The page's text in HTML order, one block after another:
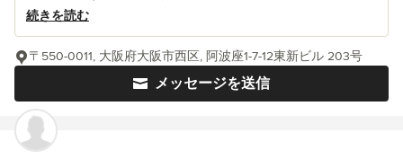
続きを読む
メッセージを送信
〒550-0011, 大阪府大阪市西区, 阿波座1-7-12東新ビル 203号